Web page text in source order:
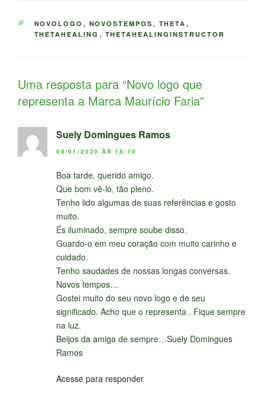
TAGS
NOVOLOGO , NOVOSTEMPOS , THETA ,
THETAHEALING , THETAHEALINGINSTRUCTOR
Uma resposta para “Novo logo que
representa a Marca Maurício Faria”
Suely Domingues Ramos
08/01/2020 ÀS 18:10
Boa tarde, querido amigo.
Que bom vê-lo, tão pleno.
Tenho lido algumas de suas referências e gosto
muito.
És iluminado, sempre soube disso.
Guardo-o em meu coração com muito carinho e
cuidado.
Tenho saudades de nossas longas conversas.
Novos tempos…
Gostei muito do seu novo logo e de seu
significado. Acho que o representa . Fique sempre
na luz.
Beijos da amiga de sempre…Suely Domingues
Ramos
Acesse para responder